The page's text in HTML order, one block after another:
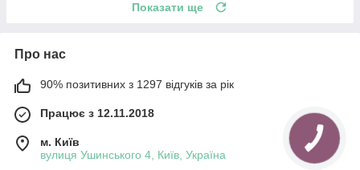
Показати ще
Про нас
90% позитивних з 1297 відгуків за рік
Працює з 12.11.2018
м. Київ
вулиця Ушинського 4, Київ, Україна